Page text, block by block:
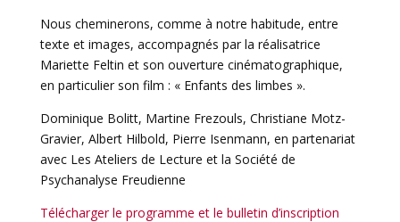
Nous cheminerons, comme à notre habitude, entre
texte et images, accompagnés par la réalisatrice
Mariette Feltin et son ouverture cinématographique,
en particulier son film : « Enfants des limbes ».
Dominique Bolitt, Martine Frezouls, Christiane Motz-
Gravier, Albert Hilbold, Pierre Isenmann, en partenariat
avec Les Ateliers de Lecture et la Société de
Psychanalyse Freudienne
Télécharger le programme et le bulletin d’inscription